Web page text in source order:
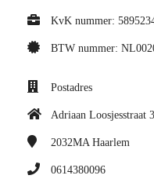
KvK nummer:
BTW nummer:
Postadres
Adriaan Loosjesstraat
2032MA Haarlem
0614380096